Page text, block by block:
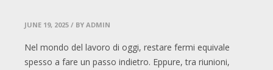
JUNE 19, 2025 / BY ADMIN
Nel mondo del lavoro di oggi, restare fermi equivale
spesso a fare un passo indietro. Eppure, tra riunioni,